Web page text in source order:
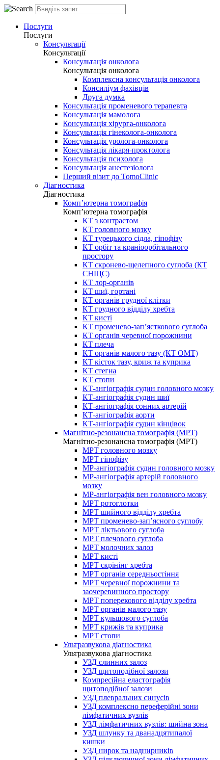
Послуги
Послуги
Консультації
Консультації
Консультація онколога
Консультація онколога
Комплексна консультація онколога
Консиліум фахівців
Друга думка
Консультація променевого терапевта
Консультація мамолога
Консультація хірурга-онколога
Консультація гінеколога-онколога
Консультація уролога-онколога
Консультація лікаря-проктолога
Консультація психолога
Консультація анестезіолога
Перший візит до TomoClinic
Діагностика
Діагностика
Комп’ютерна томографія
Комп’ютерна томографія
КТ з контрастом
КТ головного мозку
КТ турецького сідла, гіпофізу
КТ орбіт та краніоорбітального
простору
КТ скронево-щелепного суглоба (КТ
СНЩС)
КТ лор-органів
КТ шиї, гортані
КТ органів грудної клітки
КТ грудного відділу хребта
КТ кисті
КТ променево-зап’ясткового суглоба
КТ органів черевної порожнини
КТ плеча
КТ органів малого тазу (КТ ОМТ)
КТ кісток тазу, криж та куприка
КТ стегна
КТ стопи
КТ-ангіографія судин головного мозку
КТ-ангіографія судин шиї
КТ-ангіографія сонних артерій
КТ-ангіографія аорти
КТ-ангіографія судин кінцівок
Магнітно-резонансна томографія (МРТ)
Магнітно-резонансна томографія (МРТ)
МРТ головного мозку
МРТ гіпофізу
МР-ангіографія судин головного мозку
МР-ангіографія артерій головного
мозку
МР-ангіографія вен головного мозку
МРТ ротоглотки
МРТ шийного відділу хребта
МРТ променево-зап’ясного суглобу
МРТ ліктьового суглоба
МРТ плечового суглоба
МРТ молочних залоз
МРТ кисті
МРТ скрінінг хребта
МРТ органів середньостіння
МРТ черевної порожнини та
заочеревинного простору
МРТ поперекового відділу хребта
МРТ органів малого тазу
МРТ кульшового суглоба
МРТ крижів та куприка
МРТ стопи
Ультразвукова діагностика
Ультразвукова діагностика
УЗД слинних залоз
УЗД щитоподібної залози
Компресійна еластографія
щитоподібної залози
УЗД плевральних синусів
УЗД комплексно переферійні зони
лімфатичних вузлів
УЗД лімфатичних вузлів: шийна зона
УЗД шлунку та дванадцятипалої
кишки
УЗД нирок та наднирників